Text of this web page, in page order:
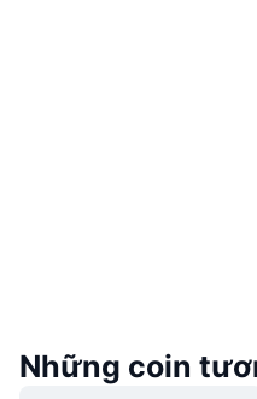
Những coin